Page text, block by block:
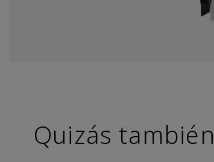
Quizás